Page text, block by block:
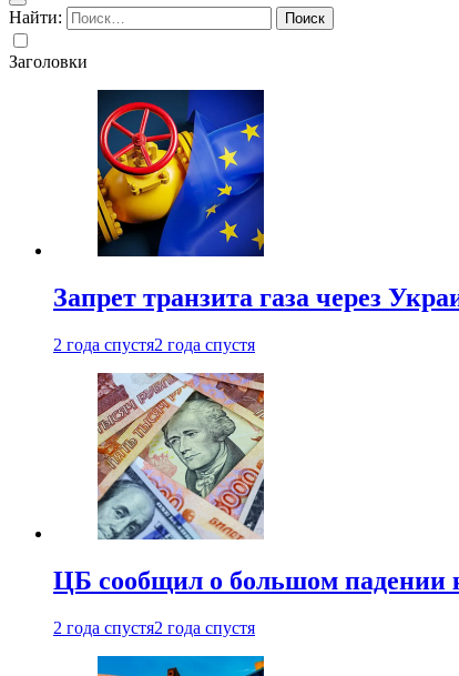
Найти:
Заголовки
Запрет транзита газа через
2 года спустя2 года спустя
ЦБ сообщил о большом падении
2 года спустя2 года спустя